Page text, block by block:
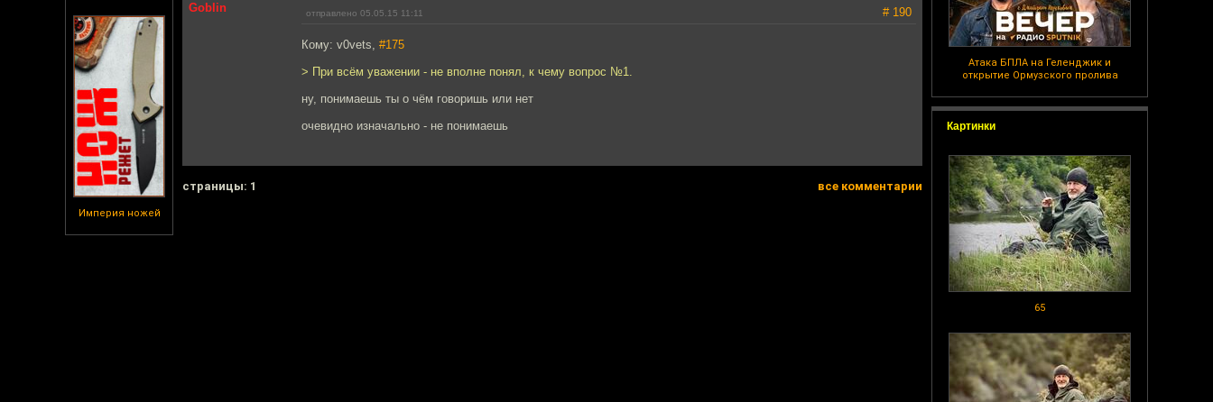
Империя ножей
Атака БПЛА на Геленджик и
открытие Ормузского пролива
Картинки
65
Goblin отправлено 05.05.15 11:11 # 190
Кому: v0vets, #175
> При всём уважении - не вполне понял, к чему вопрос №1.
ну, понимаешь ты о чём говоришь или нет
очевидно изначально - не понимаешь
cтраницы: 1 все комментарии